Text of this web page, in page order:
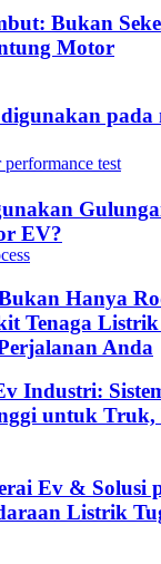
Bukan
Motor
pada
EV?
Hanya
Tenaga
Anda
Industri:
untuk Truk,
Ev & Solusi
Listrik